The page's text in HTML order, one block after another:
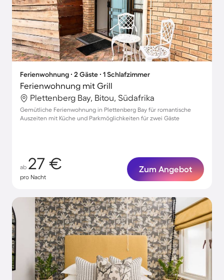
Ferienwohnung ∙ 2 Gäste ∙ 1 Schlafzimmer
Ferienwohnung mit Grill
Plettenberg Bay, Bitou, Südafrika
Gemütliche Ferienwohnung in Plettenberg Bay für romantische
Auszeiten mit Küche und Parkmöglichkeiten für zwei Gäste
ab 27 €
pro Nacht
Zum Angebot